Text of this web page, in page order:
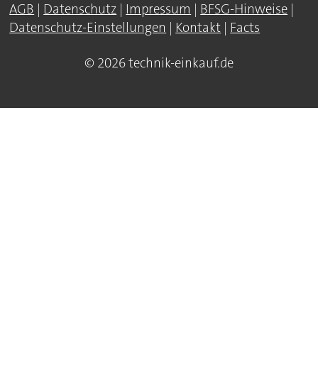
AGB Datenschutz Impressum BFSG-Hinweise
Datenschutz-Einstellungen
Kontakt Facts
© 2026 technik-einkauf.de